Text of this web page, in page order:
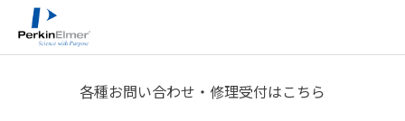
各種お問い合わせ・修理受付はこちら
ホーム
技術資料ライブラリー